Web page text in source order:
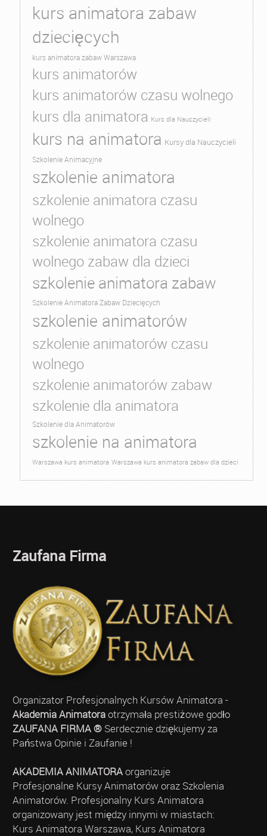
kurs animatora zabaw
dziecięcych
kurs animatora zabaw Warszawa
kurs animatorów
kurs animatorów czasu wolnego
kurs dla animatora Kurs dla Nauczycieli
kurs na animatora Kursy dla Nauczycieli
Szkolenie Animacyjne
szkolenie animatora
szkolenie animatora czasu
wolnego
szkolenie animatora czasu
wolnego zabaw dla dzieci
szkolenie animatora zabaw
Szkolenie Animatora Zabaw Dziecięcych
szkolenie animatorów
szkolenie animatorów czasu
wolnego
szkolenie animatorów zabaw
szkolenie dla animatora
Szkolenie dla Animatorów
szkolenie na animatora
Warszawa kurs animatora Warszawa kurs animatora zabaw dla dzieci
Zaufana Firma
Organizator Profesjonalnych Kursów Animatora -
Akademia Animatoraotrzymała prestiżowe godło
ZAUFANA FIRMA ®Serdecznie dziękujemy za
Państwa Opinie i Zaufanie !
AKADEMIA ANIMATORAorganizuje
Profesjonalne Kursy Animatorów oraz Szkolenia
Animatorów. Profesjonalny Kurs Animatora
organizowany jest między innymi w miastach:
Kurs Animatora Warszawa, Kurs Animatora